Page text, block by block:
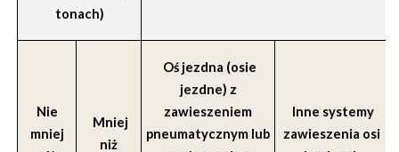
tonach)
Nie
mniej
Mniej
niż
Oś jezdna (osie
jezdne) z
zawieszeniem
pneumatycznym lub
Inne systemy
zawieszenia osi